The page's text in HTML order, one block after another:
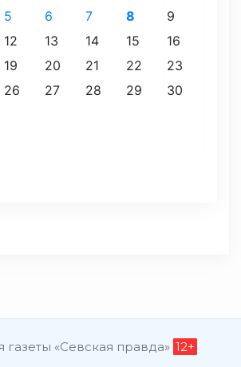
5 6 7 8
9
12 13 14 15
16
19 20 21 22
23
26 27 28 29
30
«Севская правда» 12+